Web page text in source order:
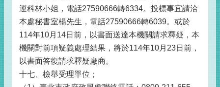
運科林小姐，電話27590666轉6334。投標事宜請洽
本處秘書室楊先生，電話27590666轉6039。或於
114年10月14日前，以書面送達本機關請求釋疑，本
機關對前項疑義處理結果，將於114年10月23日前，
以書面答復請求釋疑廠商。
十七、檢舉受理單位；